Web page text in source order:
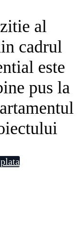
al
cadrul
este
pus la